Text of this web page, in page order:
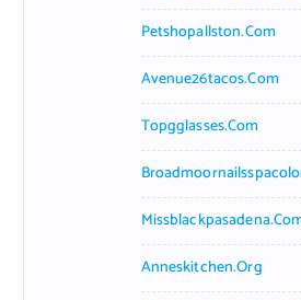
Petshopallston.com
Avenue26tacos.com
Topgglasses.com
Anneskitchen.org